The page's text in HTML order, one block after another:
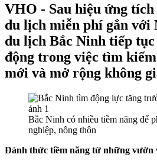
VHO - Sau hiệu ứng
du lịch miễn phí gắn với
du lịch Bắc Ninh tiếp
động trong việc tìm
mới và mở rộng không
Bắc Ninh có nhiều tiềm năng để
nghiệp, nông thôn
Đánh thức tiềm năng từ những vườn